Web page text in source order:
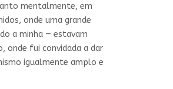
mentalmente, em
onde uma grande
a minha — estavam
onde fui convidada a dar
igualmente amplo e